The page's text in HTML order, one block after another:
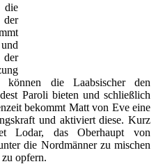
die
der
der
die Laabsischer den
Paroli bieten und schließlich
bekommt Matt von Eve eine
und aktiviert diese. Kurz
Lodar, das Oberhaupt von
die Nordmänner zu mischen
opfern.